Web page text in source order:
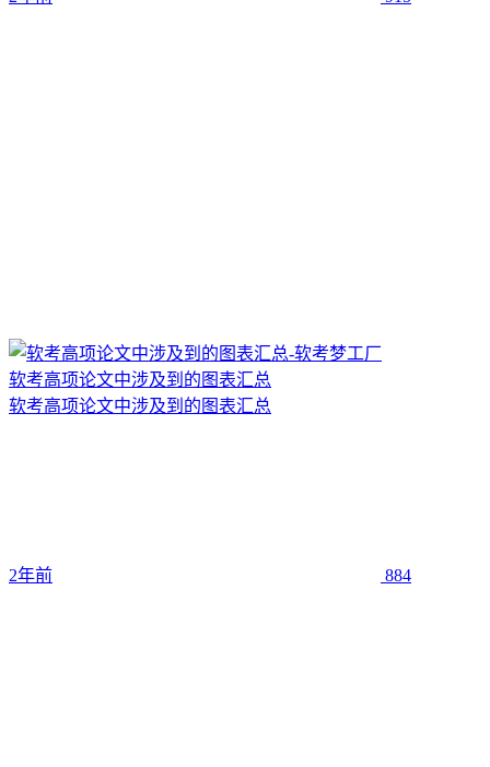
软考高项论文中涉及到的图表汇总
软考高项论文中涉及到的图表汇总
2年前 884